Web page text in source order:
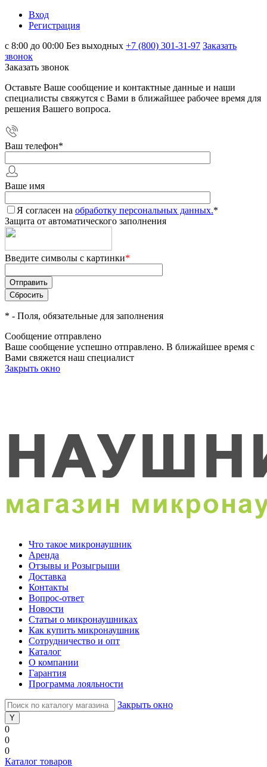
Вход
Регистрация
с 8:00 до 00:00 Без выходных +7 (800) 301-31-97 Заказать
звонок
Заказать звонок
Оставьте Ваше сообщение и контактные данные и наши
специалисты свяжутся с Вами в ближайшее рабочее время для
решения Вашего вопроса.
Ваш телефон*
Ваше имя
Я согласен на обработку персональных данных.*
Защита от автоматического заполнения
Введите символы с картинки*
* - Поля, обязательные для заполнения
Сообщение отправлено
Ваше сообщение успешно отправлено. В ближайшее время с
Вами свяжется наш специалист
Закрыть окно
Что такое микронаушник
Аренда
Отзывы и Розыгрыши
Доставка
Контакты
Вопрос-ответ
Новости
Статьи о микронаушниках
Как купить микронаушник
Сотрудничество и опт
Каталог
О компании
Гарантия
Программа лояльности
Закрыть окно
0
0
0
Каталог товаров